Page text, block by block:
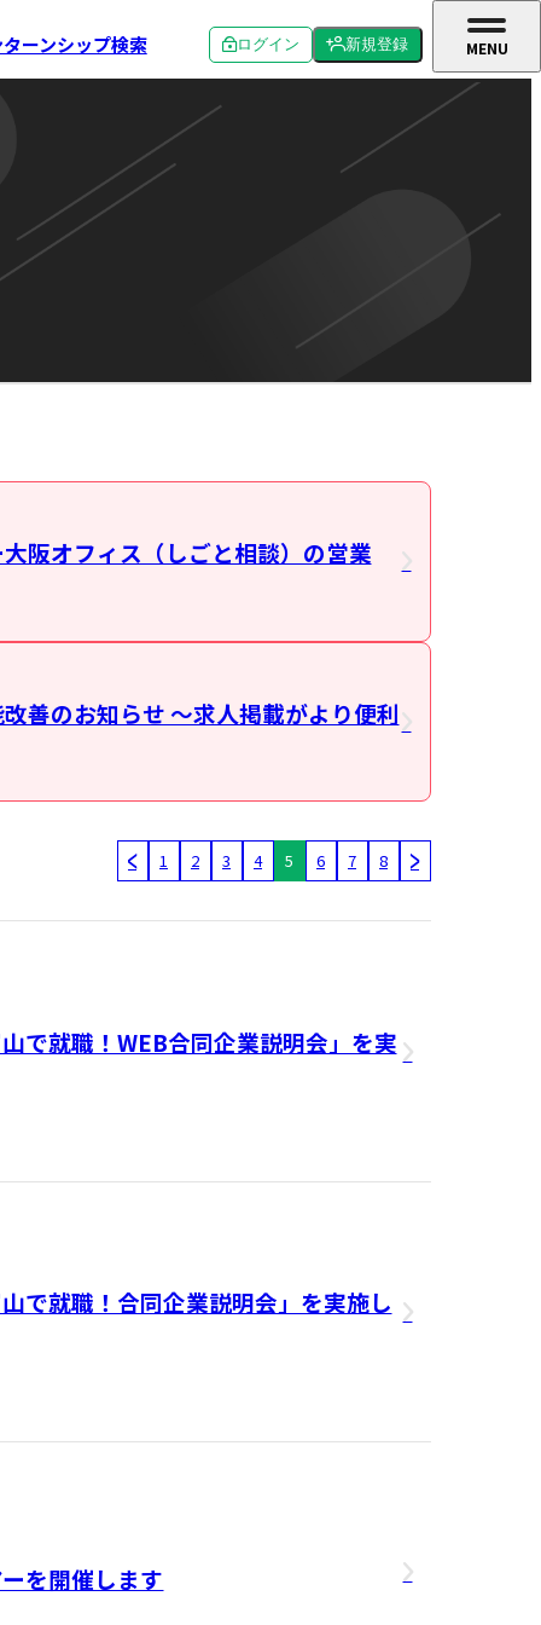
ーンシップ検索 ログイン 新規登録
阪オフィス（しごと相談）の営業
善のお知らせ ～求人掲載がより便利
1 2 3 4 5 6 7 8
で就職！WEB合同企業説明会」を実
で就職！合同企業説明会」を実施し
を開催します
MENU